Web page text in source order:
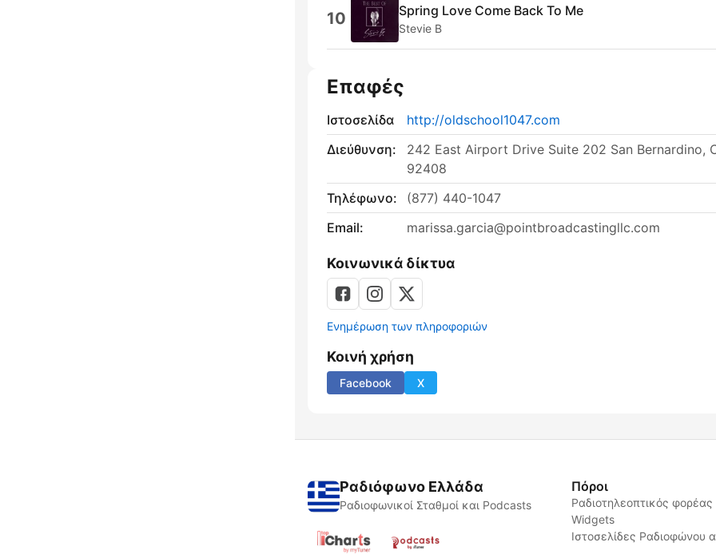
10 Spring Love Come Back To Me
Stevie B
Επαφές
Ιστοσελίδα
http://oldschool1047.com
Διεύθυνση:
242 East Airport Drive Suite 202 San Bernardino,
92408
Τηλέφωνο:
(877) 440-1047
Email:
marissa.garcia@pointbroadcastingllc.com
Κοινωνικά δίκτυα
Ενημέρωση των πληροφοριών
Κοινή χρήση
Facebook X
Ραδιόφωνο Ελλάδα
Ραδιοφωνικοί Σταθμοί και Podcasts
Πόροι
Ραδιοτηλεοπτικός φορέας
Widgets
Ιστοσελίδες Ραδιοφώνου